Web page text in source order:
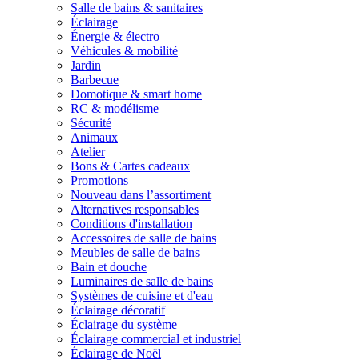
Salle de bains & sanitaires
Éclairage
Énergie & électro
Véhicules & mobilité
Jardin
Barbecue
Domotique & smart home
RC & modélisme
Sécurité
Animaux
Atelier
Bons & Cartes cadeaux
Promotions
Nouveau dans l’assortiment
Alternatives responsables
Conditions d'installation
Accessoires de salle de bains
Meubles de salle de bains
Bain et douche
Luminaires de salle de bains
Systèmes de cuisine et d'eau
Éclairage décoratif
Éclairage du système
Éclairage commercial et industriel
Éclairage de Noël